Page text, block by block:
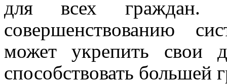
для всех граждан.
совершенствованию
может укрепить свои
способствовать большей